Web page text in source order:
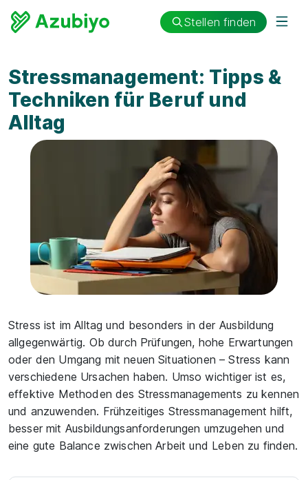
Stellen finden
Stressmanagement: Tipps &
Techniken für Beruf und
Alltag
Stress ist im Alltag und besonders in der Ausbildung
allgegenwärtig. Ob durch Prüfungen, hohe Erwartungen
oder den Umgang mit neuen Situationen – Stress kann
verschiedene Ursachen haben. Umso wichtiger ist es,
effektive Methoden des Stressmanagements zu kennen
und anzuwenden. Frühzeitiges Stressmanagement hilft,
besser mit Ausbildungsanforderungen umzugehen und
eine gute Balance zwischen Arbeit und Leben zu finden.